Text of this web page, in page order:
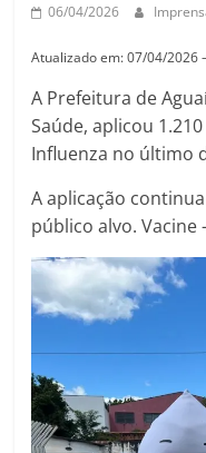
06/04/2026
Atualizado em: 07/04/2026
A Prefeitura de
Saúde, aplicou
Influenza no último
A aplicação
público alvo. Vacine